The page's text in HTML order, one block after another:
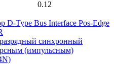
0.12
D-Type Bus Interface Pos-Edge
синхронный
(импульсным)